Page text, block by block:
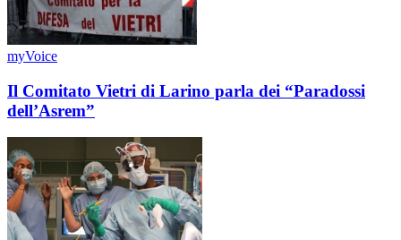
myVoice
Il Comitato Vietri di Larino parla dei “Paradossi
dell’Asrem”